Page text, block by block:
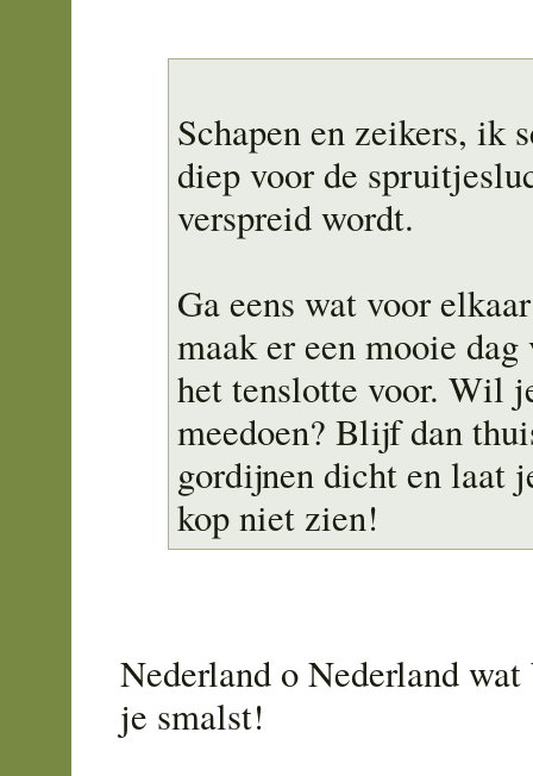
Schapen en zeikers, ik
diep voor de
verspreid wordt.
Ga eens wat voor
maak er een mooie
het tenslotte voor. Wil
meedoen? Blijf dan
gordijnen dicht en laat
kop niet zien!
Nederland o Nederland
je smalst!